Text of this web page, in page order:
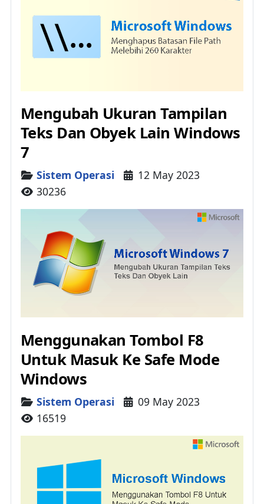
Mengubah Ukuran Tampilan
Teks Dan Obyek Lain Windows
7
Details
Sistem Operasi
12 May 2023
30236
Menggunakan Tombol F8
Untuk Masuk Ke Safe Mode
Windows
Details
Sistem Operasi
09 May 2023
16519